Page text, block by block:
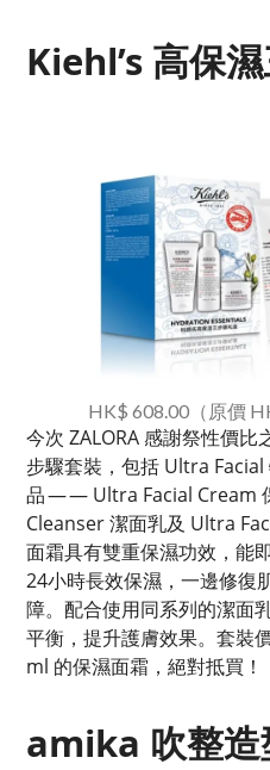
Kiehl’s 高保
HK$ 608.00（原價
今次 ZALORA 感謝祭性價比
步驟套裝，包括 Ultra
品 — — Ultra Facial Cream
Cleanser 潔面乳及 Ultra
面霜具有雙重保濕功效，能
24小時長效保濕，一邊修復
障。配合使用同系列的潔面
平衡，提升護膚效果。套裝
ml 的保濕面霜，絕對抵買！
amika 吹整造